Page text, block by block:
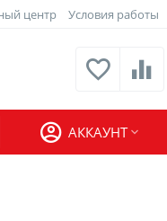
центр Условия работы
АККАУНТ